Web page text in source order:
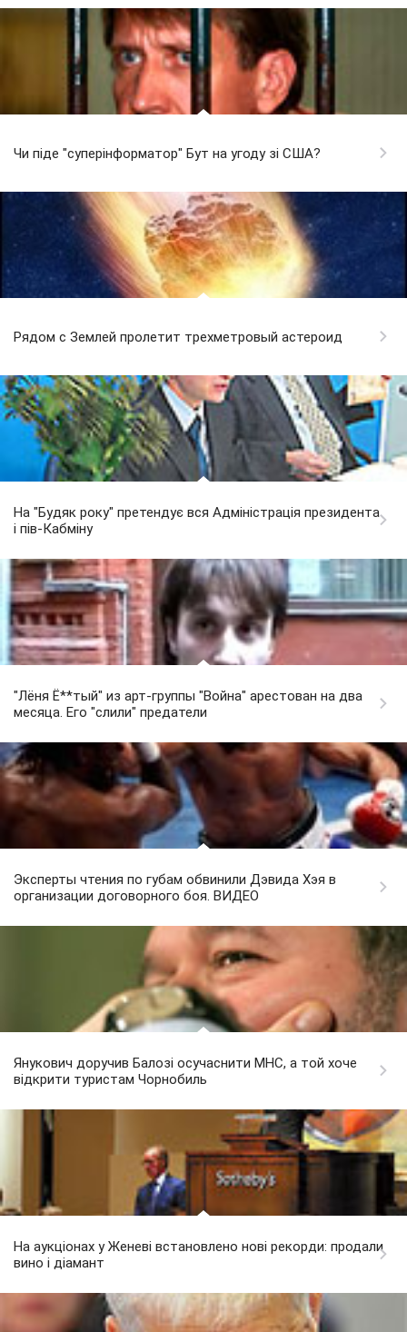
Чи піде "суперінформатор" Бут на угоду зі США?
Рядом с Землей пролетит трехметровый астероид
На "Будяк року" претендує вся Адміністрація президента
і пів-Кабміну
"Лёня Ё**тый" из арт-группы "Война" арестован на два
месяца. Его "слили" предатели
Эксперты чтения по губам обвинили Дэвида Хэя в
организации договорного боя. ВИДЕО
Янукович доручив Балозі осучаснити МНС, а той хоче
відкрити туристам Чорнобиль
На аукціонах у Женеві встановлено нові рекорди: продали
вино і діамант